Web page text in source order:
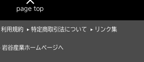
page top
利用規約 特定商取引法について リンク集
岩谷産業ホームページへ